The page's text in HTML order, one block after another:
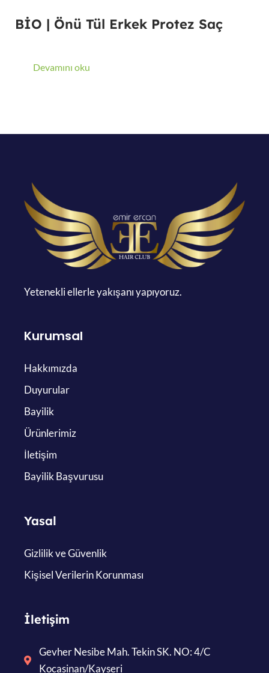
BİO | Önü Tül Erkek Protez Saç
Devamını oku
Yetenekli ellerle yakışanı yapıyoruz.
Kurumsal
Hakkımızda
Duyurular
Bayilik
Ürünlerimiz
İletişim
Bayilik Başvurusu
Yasal
Gizlilik ve Güvenlik
Kişisel Verilerin Korunması
İletişim
Gevher Nesibe Mah. Tekin SK. NO: 4/C
Kocasinan/Kayseri